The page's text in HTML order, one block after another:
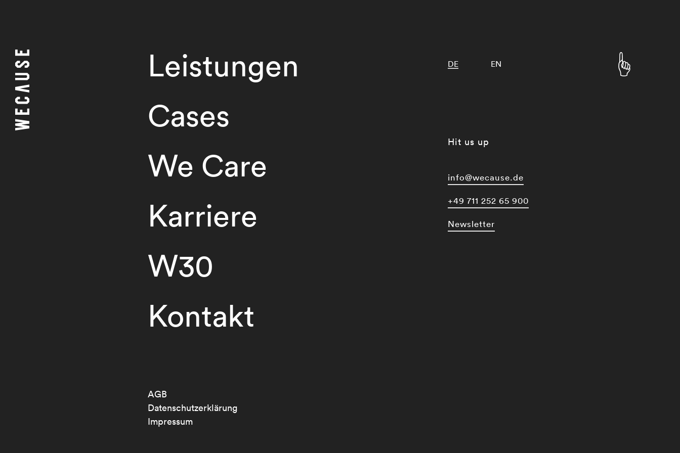
Leistungen
Cases
We Care
Karriere
W30
Kontakt
DE EN
Hit us up
info@wecause.de
+49 711 252 65 900
Newsletter
AGB
Datenschutzerklärung
Impressum